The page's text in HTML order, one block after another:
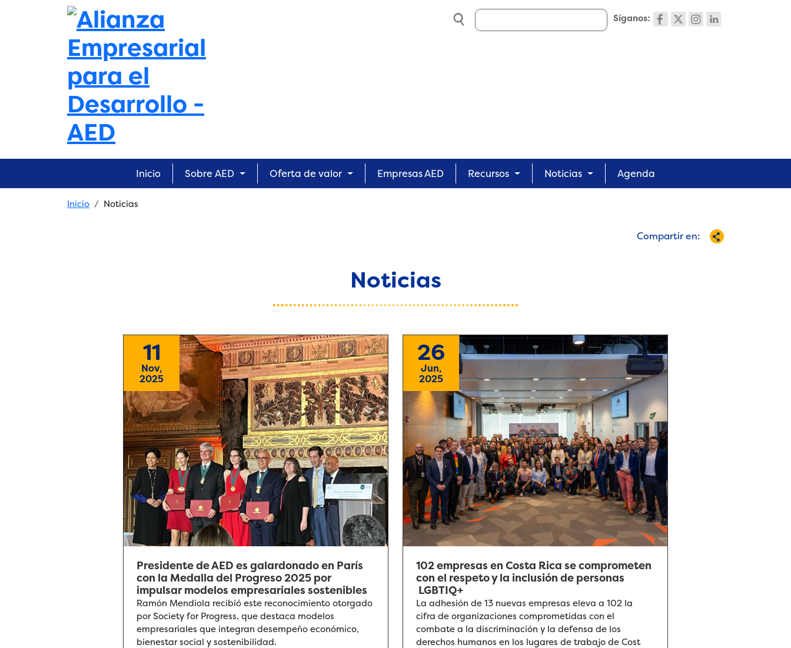
Skip to main content
Síganos:
Search
Main navigation
Inicio Sobre AED Oferta de valor Empresas AED Recursos Noticias Agenda
Breadcrumb
Inicio Noticias
Compartir en:
Noticias
11
Nov,
2025
Presidente de AED es galardonado en París
con la Medalla del Progreso 2025 por
impulsar modelos empresariales sostenibles
Ramón Mendiola recibió este reconocimiento otorgado
por Society for Progress, que destaca modelos
empresariales que integran desempeño económico,
bienestar social y sostenibilidad.
26
Jun,
2025
102 empresas en Costa Rica se comprometen
con el respeto y la inclusión de personas
LGBTIQ+
La adhesión de 13 nuevas empresas eleva a 102 la
cifra de organizaciones comprometidas con el
combate a la discriminación y la defensa de los
derechos humanos en los lugares de trabajo de Cost